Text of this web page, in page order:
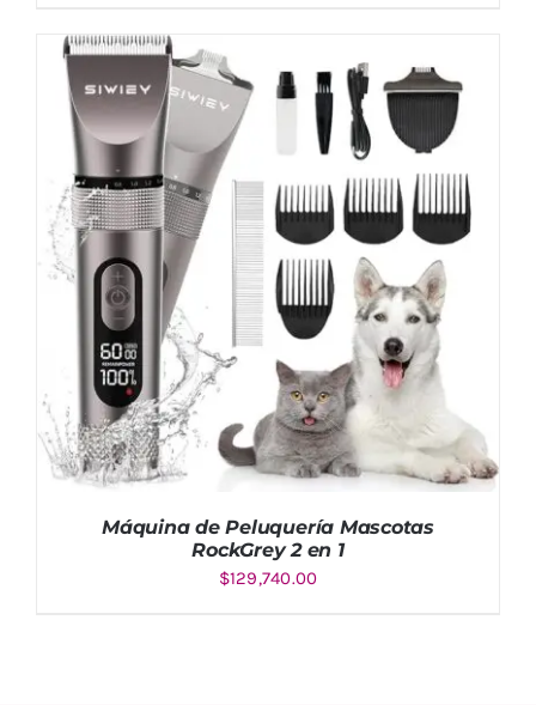
AÑADIR AL CARRITO DETALLES
Máquina de Peluquería Mascotas
RockGrey 2 en 1
$129,740.00